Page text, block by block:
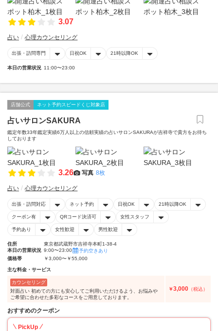
3.07
占い 心理カウンセリング
出張・訪問専門 日祝OK 21時以降OK
本日の営業状況 11:00〜23:00
店舗公式 ネット予約スピードくじ対象店
占いサロンSAKURA
鑑定年数33年鑑定実績6万人以上の信頼実績の占いサロンSAKURAが吉祥寺で貴方をお待ち
しております
3.26 写真 8枚
占い 心理カウンセリング
出張・訪問対応 ネット予約 日祝OK 21時以降OK
クーポン有 QRコード決済可 女性スタッフ
予約あり 女性歓迎 男性歓迎
住所
東京都武蔵野市吉祥寺本町1-38-4
本日の営業状況 9:00〜23:00
予約空きあり
価格帯
￥3,000〜￥55,000
主な料金・サービス
カウンセリング
対面占い 初めての方にも安心してご利用いただけるよう、お悩みや
ご希望に合わせた多彩なコースをご用意しております。
￥3,000 （税込）
おすすめのクーポン
PickUp